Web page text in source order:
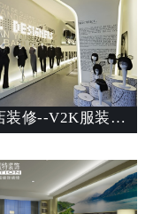
服装店装修--V2K服装店面装修案列